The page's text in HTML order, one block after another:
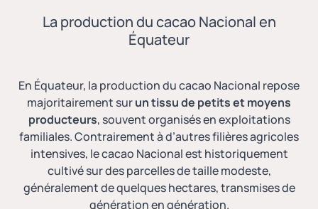
La production du cacao Nacional en
Équateur
En Équateur, la production du cacao Nacional repose
majoritairement surun tissu de petits et moyens
producteurs, souvent organisés en exploitations
familiales. Contrairement à d’autres filières agricoles
intensives, le cacao Nacional est historiquement
cultivé sur des parcelles de taille modeste,
généralement de quelques hectares, transmises de
génération en génération.